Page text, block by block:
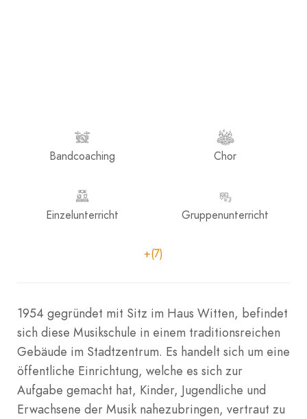
Bandcoaching Chor
Einzelunterricht Gruppenunterricht
+(7)
1954 gegründet mit Sitz im Haus Witten, befindet
sich diese Musikschule in einem traditionsreichen
Gebäude im Stadtzentrum. Es handelt sich um eine
öffentliche Einrichtung, welche es sich zur
Aufgabe gemacht hat, Kinder, Jugendliche und
Erwachsene der Musik nahezubringen, vertraut zu